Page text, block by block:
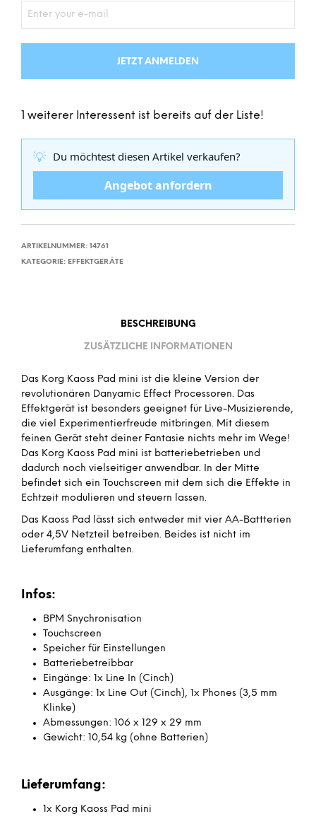
JETZT ANMELDEN
1 weiterer Interessent ist bereits auf der Liste!
💡 Du möchtest diesen Artikel verkaufen?
Angebot anfordern
ARTIKELNUMMER: 14761
KATEGORIE: EFFEKTGERÄTE
BESCHREIBUNG
ZUSÄTZLICHE INFORMATIONEN
Das Korg Kaoss Pad mini ist die kleine Version der
revolutionären Danyamic Effect Processoren. Das
Effektgerät ist besonders geeignet für Live-Musizierende,
die viel Experimentierfreude mitbringen. Mit diesem
feinen Gerät steht deiner Fantasie nichts mehr im Wege!
Das Korg Kaoss Pad mini ist batteriebetrieben und
dadurch noch vielseitiger anwendbar. In der Mitte
befindet sich ein Touchscreen mit dem sich die Effekte in
Echtzeit modulieren und steuern lassen.
Das Kaoss Pad lässt sich entweder mit vier AA-Battterien
oder 4,5V Netzteil betreiben. Beides ist nicht im
Lieferumfang enthalten.
Infos:
BPM Snychronisation
Touchscreen
Speicher für Einstellungen
Batteriebetreibbar
Eingänge: 1x Line In (Cinch)
Ausgänge: 1x Line Out (Cinch), 1x Phones (3,5 mm
Klinke)
Abmessungen: 106 x 129 x 29 mm
Gewicht: 10,54 kg (ohne Batterien)
Lieferumfang:
1x Korg Kaoss Pad mini